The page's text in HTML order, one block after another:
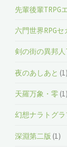
先輩後輩TRPG
六門世界RPG
剣の街の異邦人
夜のあしあと (1)
天羅万象・零 (1)
幻想ナラトグラ
深淵第二版 (1)